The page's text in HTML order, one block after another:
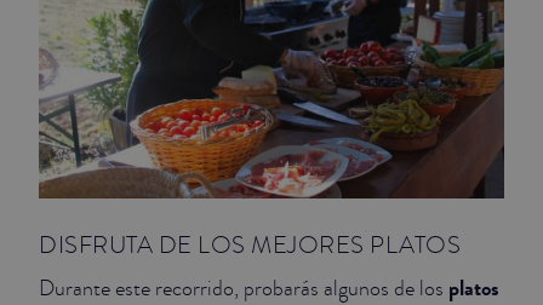
DISFRUTA DE LOS MEJORES PLATOS
Durante este recorrido, probarás algunos de los platos